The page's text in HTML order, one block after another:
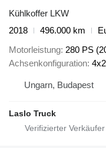
Kühlkoffer LKW
2018
496.000 km
Motorleistung 280 PS
Achsenkonfiguration 4x2
Ungarn, Budapest
Laslo Truck